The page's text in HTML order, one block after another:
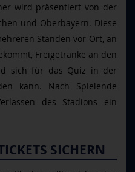
wird präsentiert von der
und Oberbayern. Diese
Ständen vor Ort, an
Freigetränke an den
sich für das Quiz in der
kann. Nach Spielende
des Stadions ein
SICHERN